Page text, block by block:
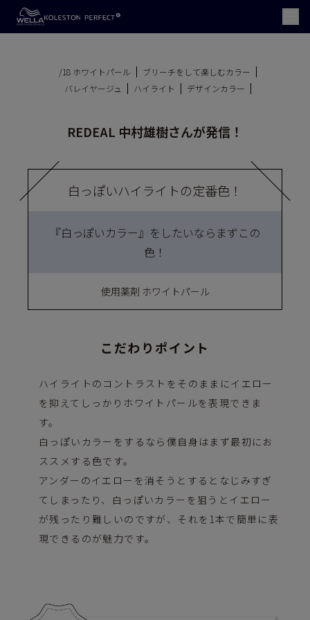
/18 ホワイトパール
ブリーチをして楽しむカラー
バレイヤージュ
ハイライト デザインカラー
REDEAL 中村雄樹さんが発信！
白っぽいハイライトの定番色！
『白っぽいカラー』をしたいならまずこの
色！
使用薬剤 ホワイトパール
こだわりポイント
ハイライトのコントラストをそのままにイエロー
を抑えてしっかりホワイトパールを表現できま
す。
白っぽいカラーをするなら僕自身はまず最初にお
ススメする色です。
アンダーのイエローを消そうとするとなじみすぎ
てしまったり、白っぽいカラーを狙うとイエロー
が残ったり難しいのですが、それを1本で簡単に表
現できるのが魅力です。